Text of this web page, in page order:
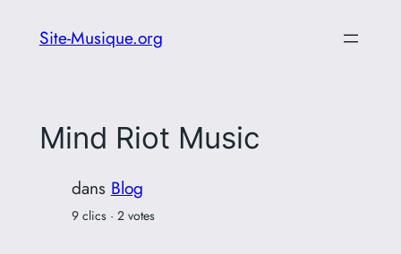
Site-Musique.org
Mind Riot Music
dans Blog
9 clics · 2 votes